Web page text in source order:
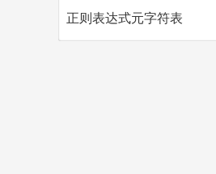
正则表达式元字符表